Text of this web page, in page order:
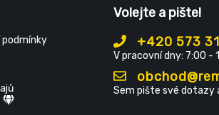
podmínky
Volejte a pište!
+420 573
V pracovní dny: 7:00 -
Sem pište své dotazy